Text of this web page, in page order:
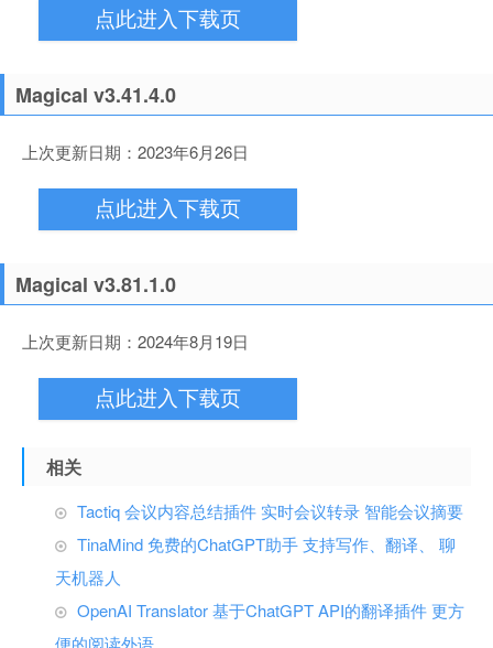
点此进入下载页
Magical v3.41.4.0
上次更新日期：2023年6月26日
点此进入下载页
Magical v3.81.1.0
上次更新日期：2024年8月19日
点此进入下载页
相关
Tactiq 会议内容总结插件 实时会议转录 智能会议摘要
TinaMind 免费的ChatGPT助手 支持写作、翻译、 聊
天机器人
OpenAI Translator 基于ChatGPT API的翻译插件 更方
便的阅读外语